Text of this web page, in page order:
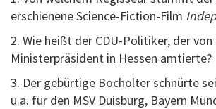
erschienene Science-Fiction-Film
2. Wie heißt der CDU-Politiker, der von
Ministerpräsident in Hessen amtierte?
3. Der gebürtige Bocholter schnürte
u.a. für den MSV Duisburg, Bayern